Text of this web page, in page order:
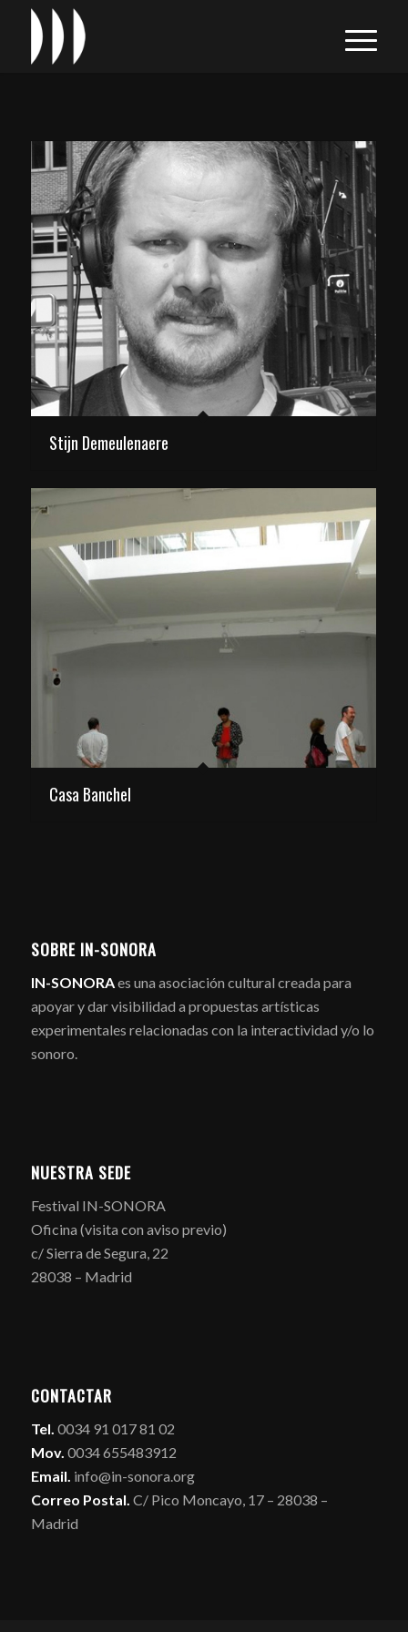
Stijn Demeulenaere
Casa Banchel
SOBRE IN-SONORA
IN-SONORAes una asociación cultural creada para
apoyar y dar visibilidad a propuestas artísticas
experimentales relacionadas con la interactividad y/o lo
sonoro.
NUESTRA SEDE
Festival IN-SONORA
Oficina (visita con aviso previo)
c/ Sierra de Segura, 22
28038 – Madrid
CONTACTAR
Tel. 0034 91 017 81 02
Mov. 0034 655483912
Email. info@in-sonora.org
Correo Postal. C/ Pico Moncayo, 17 – 28038 –
Madrid